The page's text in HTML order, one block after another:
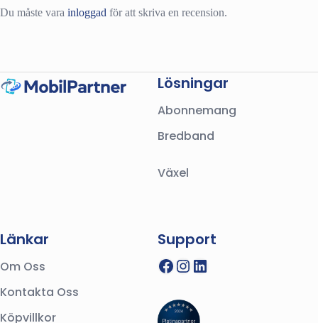
Du måste vara inloggad för att skriva en recension.
Lösningar
Abonnemang
Bredband
Växel
Länkar
Om Oss
Kontakta Oss
Köpvillkor
Support
Facebook
Instagram
LinkedIn